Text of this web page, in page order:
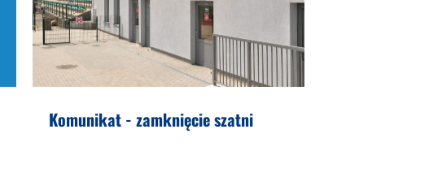
Komunikat - zamknięcie szatni